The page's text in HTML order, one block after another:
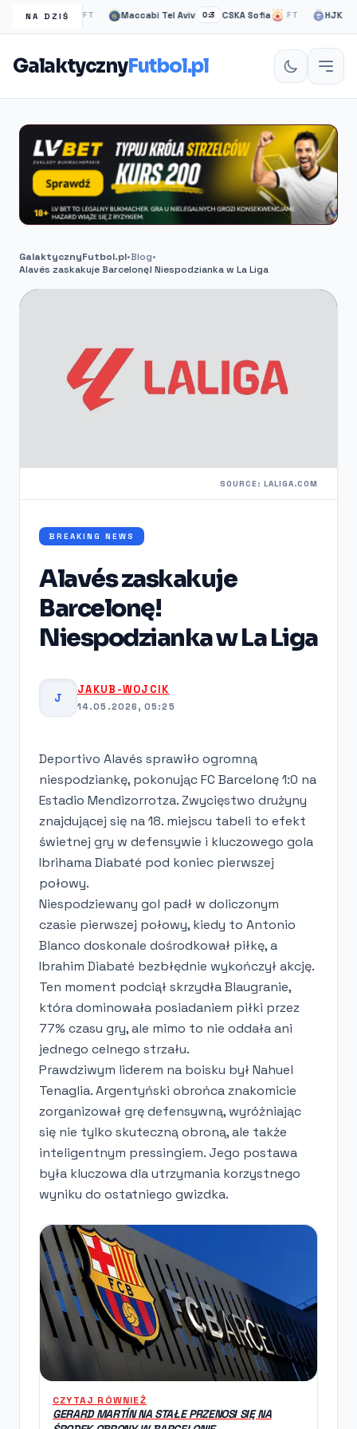
NA DZIŚ
Rangers Maccabi Tel Aviv 0:3 CSKA Sofia FT HJK
GalaktycznyFutbol.pl
GalaktycznyFutbol.pl•Blog•
Alavés zaskakuje Barcelonę! Niespodzianka w La Liga
SOURCE: LALIGA.COM
BREAKING NEWS
Alavés zaskakuje
Barcelonę!
Niespodzianka w La Liga
J
JAKUB-WOJCIK
14.05.2026, 05:25
Deportivo Alavés sprawiło ogromną
niespodziankę, pokonując FC Barcelonę 1:0 na
Estadio Mendizorrotza. Zwycięstwo drużyny
znajdującej się na 18. miejscu tabeli to efekt
świetnej gry w defensywie i kluczowego gola
Ibrihama Diabaté pod koniec pierwszej
połowy.
Niespodziewany gol padł w doliczonym
czasie pierwszej połowy, kiedy to Antonio
Blanco doskonale dośrodkował piłkę, a
Ibrahim Diabaté bezbłędnie wykończył akcję.
Ten moment podciął skrzydła Blaugranie,
która dominowała posiadaniem piłki przez
77% czasu gry, ale mimo to nie oddała ani
jednego celnego strzału.
Prawdziwym liderem na boisku był Nahuel
Tenaglia. Argentyński obrońca znakomicie
zorganizował grę defensywną, wyróżniając
się nie tylko skuteczną obroną, ale także
inteligentnym pressingiem. Jego postawa
była kluczowa dla utrzymania korzystnego
wyniku do ostatniego gwizdka.
CZYTAJ RÓWNIEŻ
GERARD MARTÍN NA STAŁE PRZENOSI SIĘ NA